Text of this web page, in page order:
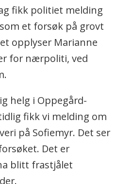
fikk politiet melding
et forsøk på grovt
opplyser Marianne
for nærpoliti, ved
helg i Oppegård-
fikk vi melding om
på Sofiemyr. Det ser
Det er
blitt frastjålet